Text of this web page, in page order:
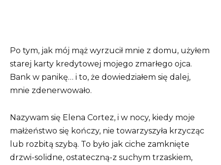
Po tym, jak mój mąż wyrzucił mnie z domu, użyłem
starej karty kredytowej mojego zmarłego ojca.
Bank w panikę… i to, że dowiedziałem się dalej,
mnie zdenerwowało.
Nazywam się Elena Cortez, i w nocy, kiedy moje
małżeństwo się kończy, nie towarzyszyła krzycząc
lub rozbitą szybą. To było jak ciche zamknięte
drzwi-solidne, ostateczną-z suchym trzaskiem,